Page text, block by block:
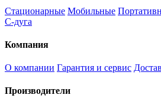
Стационарные Мобильные
С-дуга
Компания
О компании Гарантия и сервис
Производители